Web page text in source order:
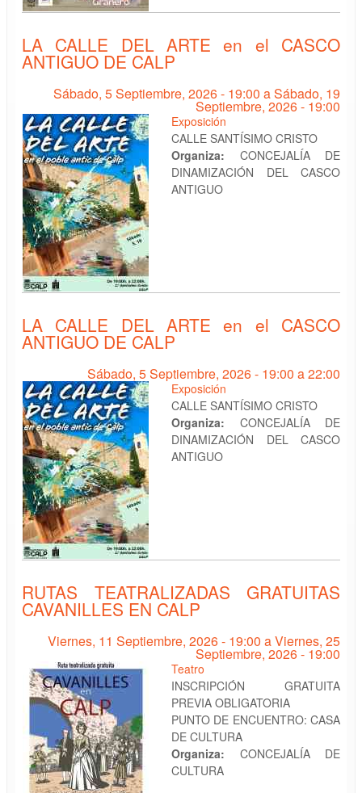
LA CALLE DEL ARTE en el CASCO
ANTIGUO DE CALP
Sábado, 5 Septiembre, 2026 - 19:00 aSábado, 19
Septiembre, 2026 - 19:00
Exposición
CALLE SANTÍSIMO CRISTO
Organiza: CONCEJALÍA DE
DINAMIZACIÓN DEL CASCO
ANTIGUO
LA CALLE DEL ARTE en el CASCO
ANTIGUO DE CALP
Sábado, 5 Septiembre, 2026 - 19:00 a22:00
Exposición
CALLE SANTÍSIMO CRISTO
Organiza: CONCEJALÍA DE
DINAMIZACIÓN DEL CASCO
ANTIGUO
RUTAS TEATRALIZADAS GRATUITAS
CAVANILLES EN CALP
Viernes, 11 Septiembre, 2026 - 19:00 aViernes, 25
Septiembre, 2026 - 19:00
Teatro
INSCRIPCIÓN GRATUITA
PREVIA OBLIGATORIA
PUNTO DE ENCUENTRO: CASA
DE CULTURA
Organiza: CONCEJALÍA DE
CULTURA